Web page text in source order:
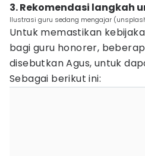
3. Rekomendasi langkah
Ilustrasi guru sedang mengajar
Untuk memastikan
bagi guru honorer,
disebutkan Agus, untuk
Sebagai berikut ini: